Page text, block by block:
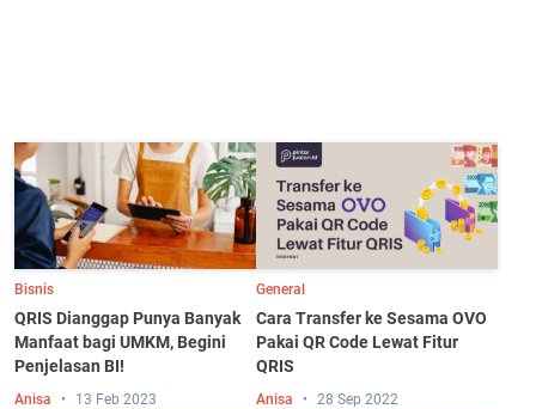
Bisnis
QRIS Dianggap Punya Banyak
Manfaat bagi UMKM, Begini
Penjelasan BI!
Anisa 13 Feb 2023
General
Cara Transfer ke Sesama OVO
Pakai QR Code Lewat Fitur
QRIS
Anisa 28 Sep 2022